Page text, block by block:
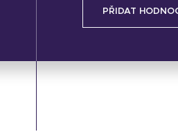
PŘIDAT